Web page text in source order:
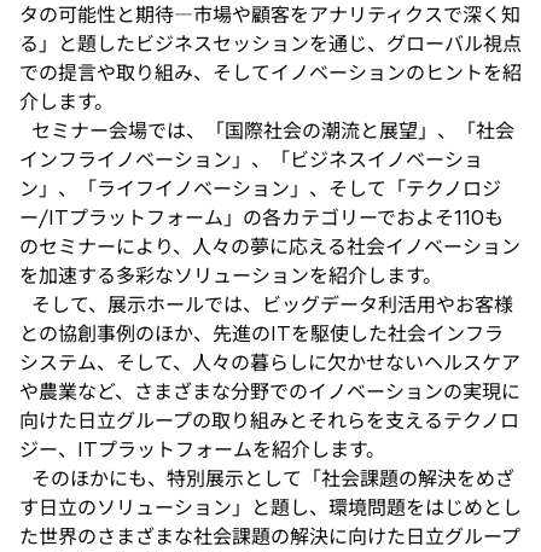
タの可能性と期待―市場や顧客をアナリティクスで深く知
る」と題したビジネスセッションを通じ、グローバル視点
での提言や取り組み、そしてイノベーションのヒントを紹
介します。
セミナー会場では、「国際社会の潮流と展望」、「社会
インフライノベーション」、「ビジネスイノベーショ
ン」、「ライフイノベーション」、そして「テクノロジ
ー/ITプラットフォーム」の各カテゴリーでおよそ110も
のセミナーにより、人々の夢に応える社会イノベーション
を加速する多彩なソリューションを紹介します。
そして、展示ホールでは、ビッグデータ利活用やお客様
との協創事例のほか、先進のITを駆使した社会インフラ
システム、そして、人々の暮らしに欠かせないヘルスケア
や農業など、さまざまな分野でのイノベーションの実現に
向けた日立グループの取り組みとそれらを支えるテクノロ
ジー、ITプラットフォームを紹介します。
そのほかにも、特別展示として「社会課題の解決をめざ
す日立のソリューション」と題し、環境問題をはじめとし
た世界のさまざまな社会課題の解決に向けた日立グループ